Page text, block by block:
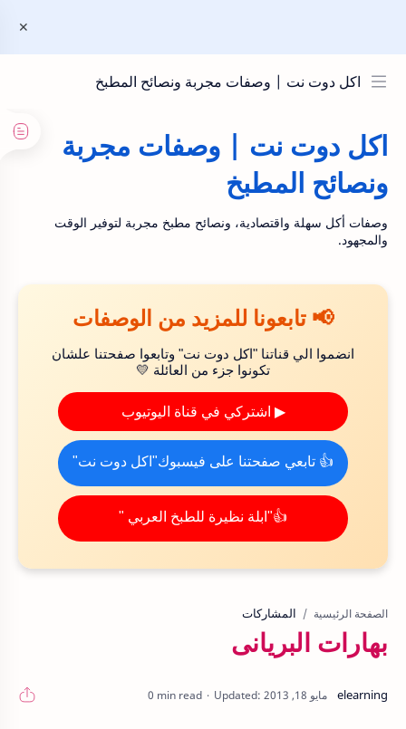
اكل دوت نت | وصفات مجربة ونصائح المطبخ
اكل دوت نت | وصفات مجربة
ونصائح المطبخ
وصفات أكل سهلة واقتصادية، ونصائح مطبخ مجربة لتوفير الوقت
والمجهود.
📢 تابعونا للمزيد من الوصفات
انضموا الي قناتنا "اكل دوت نت" وتابعوا صفحتنا علشان
تكونوا جزء من العائلة 💛
▶ اشتركي في قناة اليوتيوب
👍 تابعي صفحتنا على فيسبوك"اكل دوت نت"
👍"ابلة نظيرة للطبخ العربي "
الصفحة الرئيسية المشاركات
بهارات البريانى
0 min read